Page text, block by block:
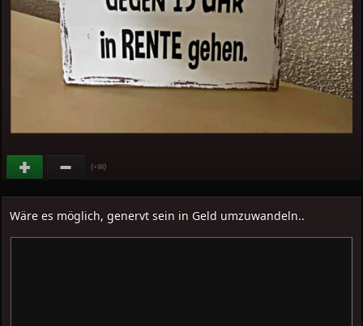
(+98)
Wäre es möglich, genervt sein in Geld umzuwandeln..